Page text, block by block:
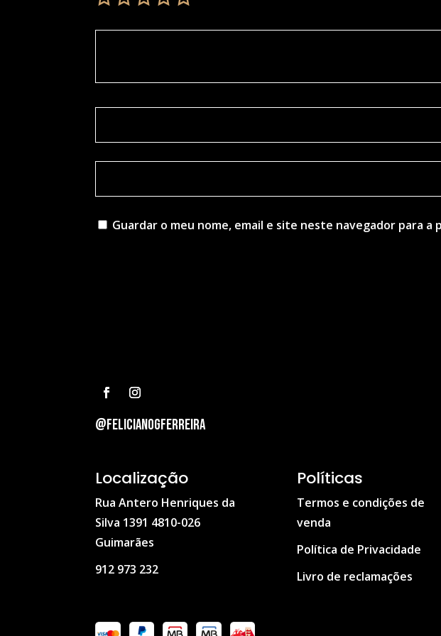
Guardar o meu nome, email e site neste navegador para a
@felicianogferreira
Localização
Rua Antero Henriques da
Silva 1391 4810-026
Guimarães
912 973 232
Políticas
Termos e condições de
venda
Política de Privacidade
Livro de reclamações